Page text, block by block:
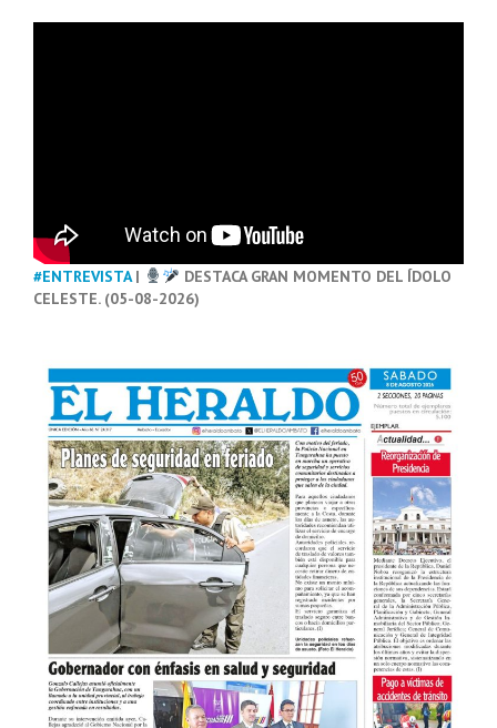
#ENTREVISTA|
DESTACA GRAN MOMENTO DEL ÍDOLO
CELESTE. (05-08-2026)